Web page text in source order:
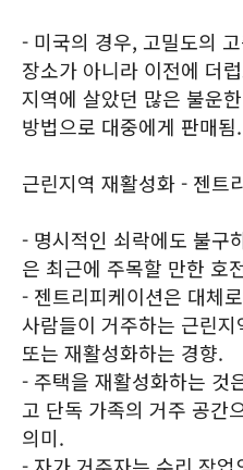
- 미국의 경우, 고밀도의
장소가 아니라 이전에 더
지역에 살았던 많은 불운
방법으로 대중에게 판매됨.
근린지역 재활성화 - 젠트
- 명시적인 쇠락에도 불구
은 최근에 주목할 만한 호
- 젠트리피케이션은 대체
사람들이 거주하는 근린
또는 재활성화하는 경향.
- 주택을 재활성화하는 것
고 단독 가족의 거주 공간
의미.